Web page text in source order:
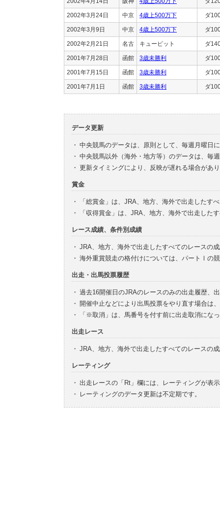
2002年3月24日 中京 4歳上500万下 ダ
2002年3月9日 中京 4歳上500万下 ダ
2002年2月21日 名古 キューピット ダ
2001年7月28日 函館 3歳未勝利 ダ
2001年7月15日 函館 3歳未勝利 ダ
2001年7月1日 函館 3歳未勝利 ダ
データ更新
・ 中央競馬のデータは、原則として、毎週月曜日
・ 中央競馬以外（海外・地方等）のデータは、毎
・ 更新タイミングにより、反映が遅れる場合があ
賞金
・
「総賞金」は、JRA、地方、海外で出走したす
・
「収得賞金」は、JRA、地方、海外で出走した
レース成績、条件別成績
・ JRA、地方、海外で出走したすべてのレースの
・ 海外重賞競走の格付けについては、パートⅠの
出走・出馬投票履歴
・ 過去16開催日のJRAのレースのみの出走履歴、
・ 開催中止などにより出馬投票をやり直す場合は
・
「※取消」は、馬番号を付す前に出走取消にな
出走レース
・ JRA、地方、海外で出走したすべてのレースの
レーティング
・ 出走レースの「Rt」欄には、レーティングが表
・
レーティングのデータ更新は不定期です。